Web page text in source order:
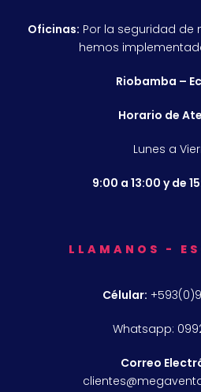
Oficinas: Por la seguridad de
hemos
Riobamba –
Horario de
Lunes a
9:00 a 13:00 y de
LLAMANOS -
Célular:
Whatsapp:
Correo